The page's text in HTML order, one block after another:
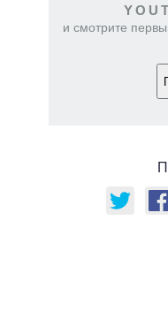
и смотрите